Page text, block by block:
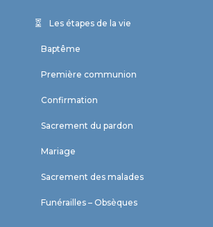
Les étapes de la vie
Baptême
Première communion
Confirmation
Sacrement du pardon
Mariage
Sacrement des malades
Funérailles – Obsèques